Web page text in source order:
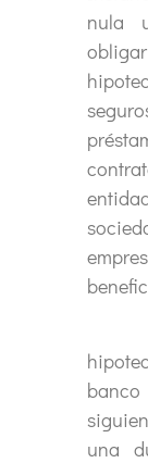
nula
una